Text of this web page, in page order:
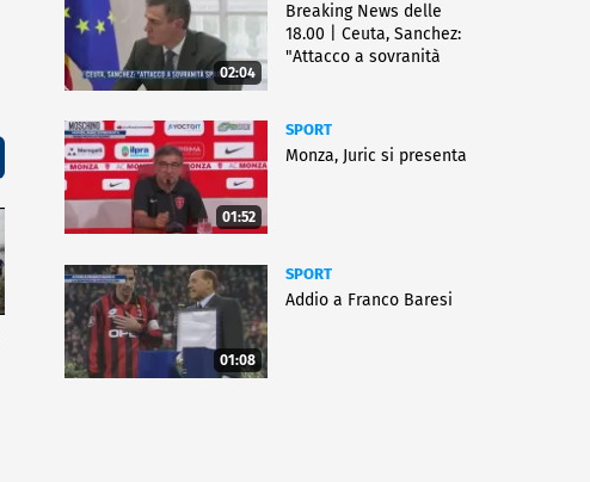
02:04
Breaking News delle
18.00 | Ceuta, Sanchez:
"Attacco a sovranità
01:52
SPORT
Monza, Juric si presenta
01:08
SPORT
Addio a Franco Baresi